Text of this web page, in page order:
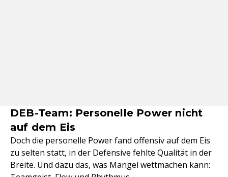
DEB-Team: Personelle Power nicht
auf dem Eis
Doch die personelle Power fand offensiv auf dem Eis
zu selten statt, in der Defensive fehlte Qualität in der
Breite. Und dazu das, was Mängel wettmachen kann: